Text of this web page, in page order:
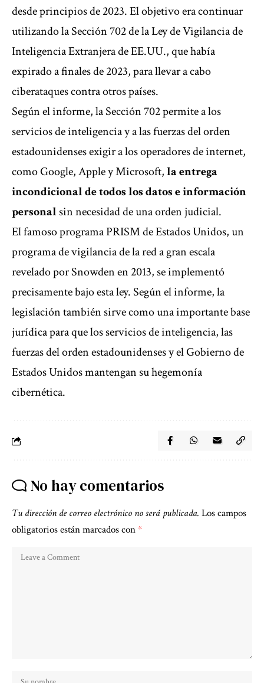
desde principios de 2023. El objetivo era continuar
utilizando la Sección 702 de la Ley de Vigilancia de
Inteligencia Extranjera de EE.UU., que había
expirado a finales de 2023, para llevar a cabo
ciberataques contra otros países.
Según el informe, la Sección 702 permite a los
servicios de inteligencia y a las fuerzas del orden
estadounidenses exigir a los operadores de internet,
como Google, Apple y Microsoft,la entrega
incondicional de todos los datos e información
personalsin necesidad de una orden judicial.
El famoso programa PRISM de Estados Unidos, un
programa de vigilancia de la red a gran escala
revelado por Snowden en 2013, se implementó
precisamente bajo esta ley. Según el informe, la
legislación también sirve como una importante base
jurídica para que los servicios de inteligencia, las
fuerzas del orden estadounidenses y el Gobierno de
Estados Unidos mantengan su hegemonía
cibernética.
No hay comentarios
Tu dirección de correo electrónico no será publicada. Los campos
obligatorios están marcados con*